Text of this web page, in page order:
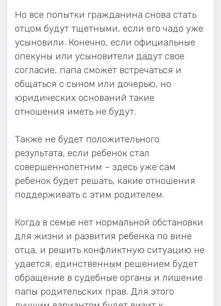
Но все попытки гражданина снова стать
отцом будут тщетными, если его чадо уже
усыновили. Конечно, если официальные
опекуны или усыновители дадут свое
согласие, папа сможет встречаться и
общаться с сыном или дочерью, но
юридических оснований такие
отношения иметь не будут.
Также не будет положительного
результата, если ребенок стал
совершеннолетним – здесь уже сам
ребенок будет решать, какие отношения
поддерживать с этим родителем.
Когда в семье нет нормальной обстановки
для жизни и развития ребенка по вине
отца, и решить конфликтную ситуацию не
удается, единственным решением будет
обращение в судебные органы и лишение
папы родительских прав. Для этого